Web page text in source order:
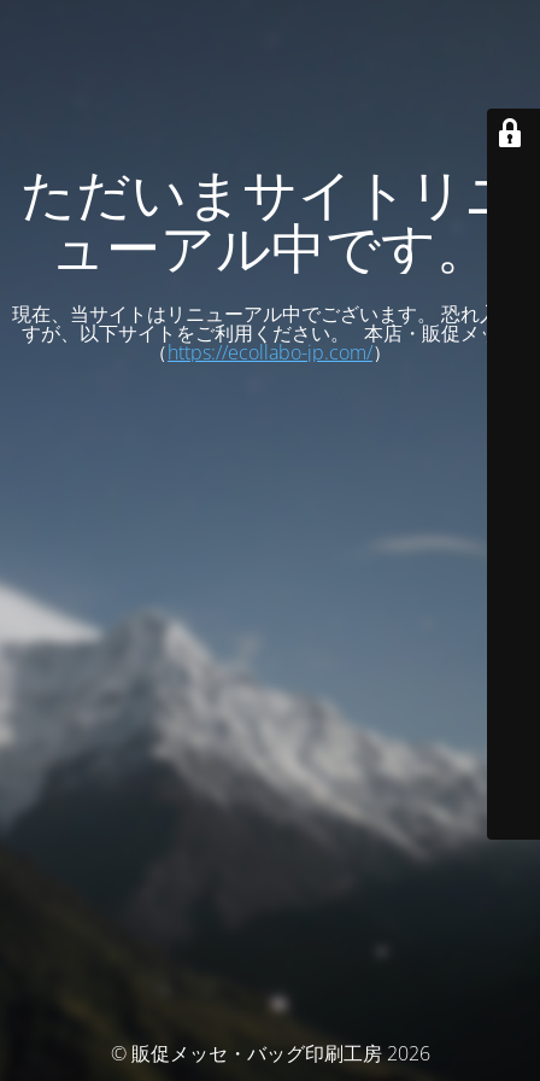
ただいまサイトリニ
ューアル中です。
現在、当サイトはリニューアル中でございます。 恐れ入りま
すが、以下サイトをご利用ください。 本店・販促メッセ
（https://ecollabo-jp.com/）
© 販促メッセ・バッグ印刷工房 2026